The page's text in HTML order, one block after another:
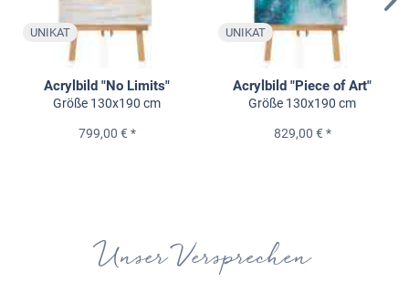
UNIKAT
Acrylbild "No Limits"
Größe 130x190 cm
799,00 € *
UNIKAT
Acrylbild "Piece of Art"
Größe 130x190 cm
829,00 € *
Unser Versprechen